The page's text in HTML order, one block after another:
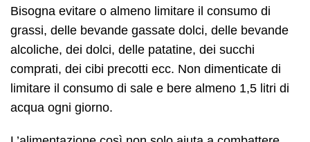
Bisogna evitare o almeno limitare il consumo di
grassi, delle bevande gassate dolci, delle bevande
alcoliche, dei dolci, delle patatine, dei succhi
comprati, dei cibi precotti ecc. Non dimenticate di
limitare il consumo di sale e bere almeno 1,5 litri di
acqua ogni giorno.